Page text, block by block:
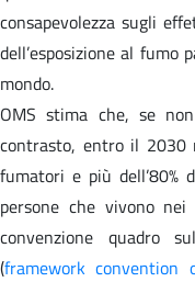
consapevolezza sugli
dell’esposizione al fumo
mondo.
OMS stima che, se
contrasto, entro il 2030
fumatori e più dell’80%
persone che vivono
convenzione quadro
(framework convention